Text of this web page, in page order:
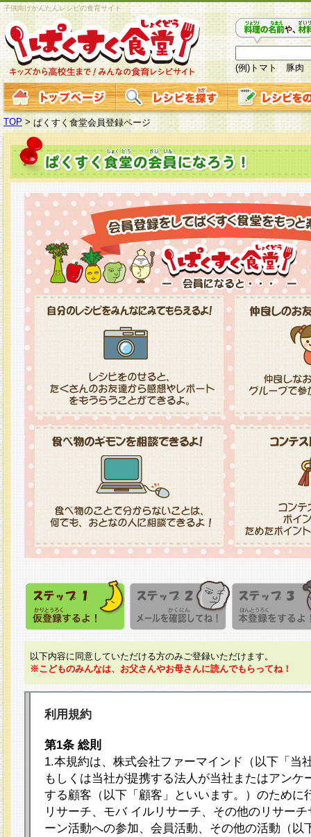
子供向けかんたんレシピの食育サイト
(例)トマト 豚肉
TOP > ぱくすく食堂会員登録ページ
以下内容に同意していただける方のみご登録いただけます。
※こどものみんなは、お父さんやお母さんに読んでもらってね！
利用規約
第1条 総則
1.本規約は、株式会社ファーマインド（以下「当
もしくは当社が提携する法人が当社またはアンケ
する顧客（以下「顧客」といいます。）のために
リサーチ、モバ イルリサーチ、その他のリサー
ーン活動への参加、会員活動、その他の活動（以